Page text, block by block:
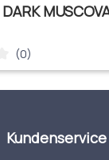
Bewertung
(0)
Kundenservice